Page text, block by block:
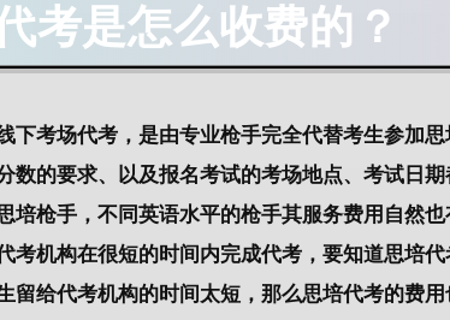
考是怎么收费的？
下考场代考，是由专业枪手完全代替考生参加
数的要求、以及报名考试的考场地点、考试日
培枪手，不同英语水平的枪手其服务费用自然
考机构在很短的时间内完成代考，要知道思培
留给代考机构的时间太短，那么思培代考的费